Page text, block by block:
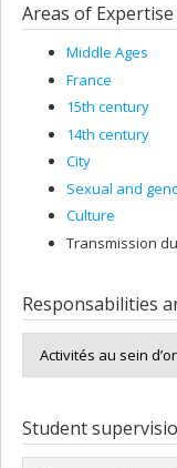
Areas of Expertise
Middle Ages
France
15th century
14th century
City
Sexual and
Culture
Transmission
Responsabilities
Activités au sein
Student